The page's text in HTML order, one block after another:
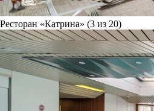
Ресторан «Катрина» (3 из 20)